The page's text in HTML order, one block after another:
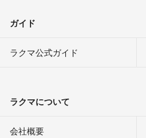
ガイド
ラクマ公式ガイド
ラクマについて
会社概要